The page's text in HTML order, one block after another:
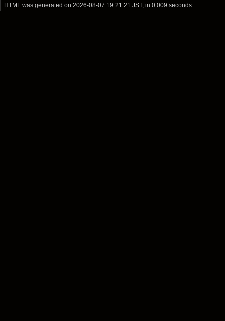
HTML was generated on2026-08-07 19:21:21 JST, in 0.009 seconds.